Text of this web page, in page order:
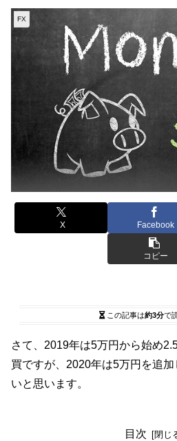
FX
X Facebook
コピー
この記事は約3分で
さて、2019年は5万円から始め
買ですが、2020年は5万円を追
いと思います。
目次